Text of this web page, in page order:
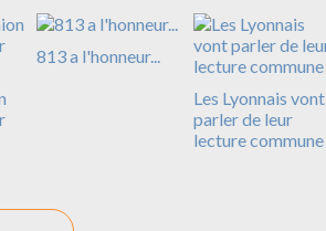
813 a l'honneur...
Les Lyonnais vont
parler de leur
lecture commune